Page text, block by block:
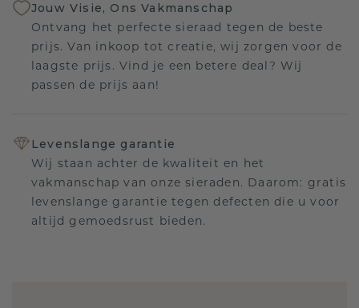
Jouw Visie, Ons Vakmanschap
Ontvang het perfecte sieraad tegen de beste
prijs. Van inkoop tot creatie, wij zorgen voor de
laagste prijs. Vind je een betere deal? Wij
passen de prijs aan!
Levenslange garantie
Wij staan achter de kwaliteit en het
vakmanschap van onze sieraden. Daarom: gratis
levenslange garantie tegen defecten die u voor
altijd gemoedsrust bieden.